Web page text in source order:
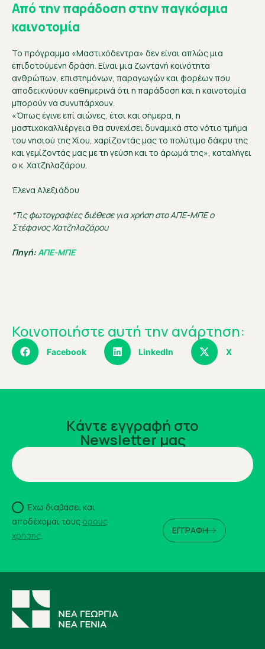
Από την παράδοση στην παγκόσμια
καινοτομία
Το πρόγραμμα «Μαστιχόδεντρα» δεν είναι απλώς μια
επιδοτούμενη δράση. Είναι μια ζωντανή κοινότητα
ανθρώπων, επιστημόνων, παραγωγών και φορέων που
αποδεικνύουν καθημερινά ότι η παράδοση και η καινοτομία
μπορούν να συνυπάρχουν.
«Όπως έγινε επί αιώνες, έτσι και σήμερα, η
μαστιχοκαλλιέργεια θα συνεχίσει δυναμικά στο νότιο τμήμα
του νησιού της Χίου, χαρίζοντάς μας το πολύτιμο δάκρυ της
και γεμίζοντάς μας με τη γεύση και το άρωμά της», καταλήγει
ο κ. Χατζηλαζάρου.
Έλενα Αλεξιάδου
*Τις φωτογραφίες διέθεσε για χρήση στο ΑΠΕ-ΜΠΕ ο
Στέφανος Χατζηλαζάρου
Πηγή: ΑΠΕ-ΜΠΕ
Κοινοποιήστε αυτή την ανάρτηση:
Facebook LinkedIn X
Kάντε εγγραφή στο
Newsletter μας
Έχω διαβάσει και
αποδέχομαι τους όρους
χρήσης
ΕΓΓΡΑΦΗ